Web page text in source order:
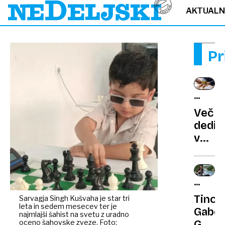
Sarvagja Singh Kušvaha je star tri
leta in sedem mesecev ter je
najmlajši šahist na svetu z uradno
oceno šahovske zveze. Foto:
PRAVNI
Več
več
Zakaj
z
ne
NOVICE
Tino
Gaber